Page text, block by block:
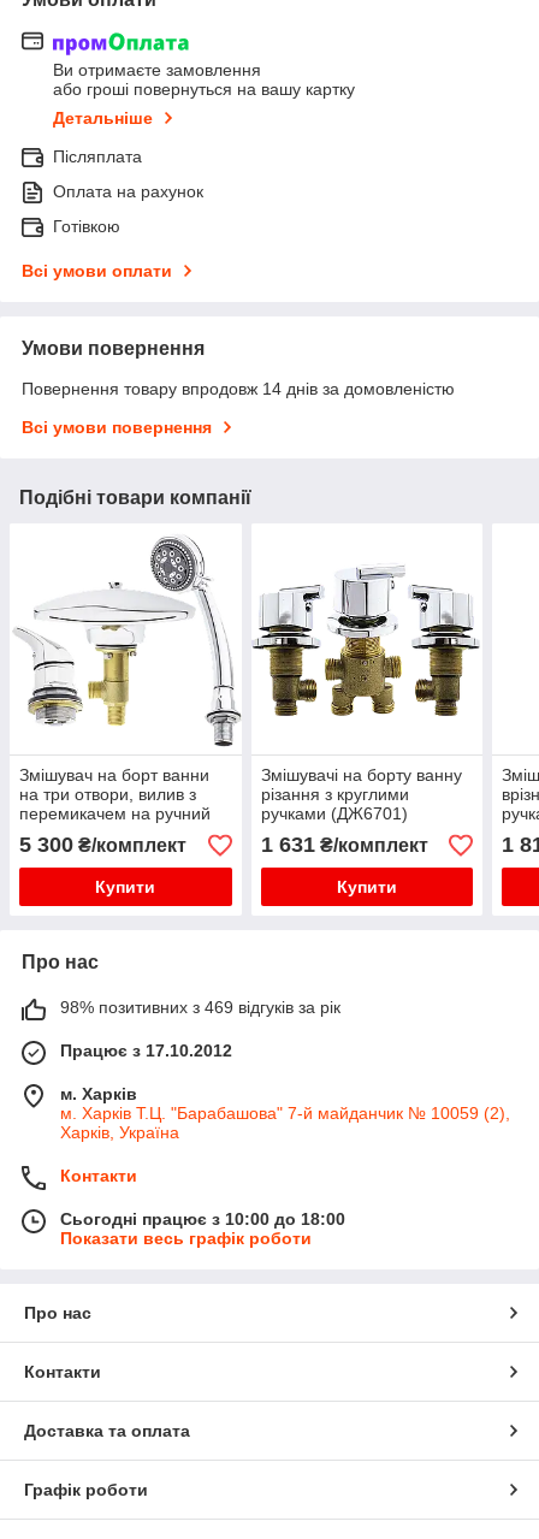
Ви отримаєте замовлення
або гроші повернуться на вашу картку
Детальніше
Післяплата
Оплата на рахунок
Готівкою
Всі умови оплати
Умови повернення
Повернення товару впродовж 14 днів за домовленістю
Всі умови повернення
Подібні товари компанії
Змішувач на борт ванни
на три отвори, вилив з
перемикачем на ручний
душ.
5 300 ₴/комплект
Купити
Змішувачі на борту ванну
різання з круглими
ручками (ДЖ6701)
1 631₴/комплект
Купити
1
Про нас
98% позитивних з 469 відгуків за рік
Працює з 17.10.2012
м. Харків
м. Харків Т.Ц. "Барабашова" 7-й майданчик № 10059 (2),
Харків, Україна
Контакти
Сьогодні працює з 10:00 до 18:00
Показати весь графік роботи
Про нас
Контакти
Доставка та оплата
Графік роботи